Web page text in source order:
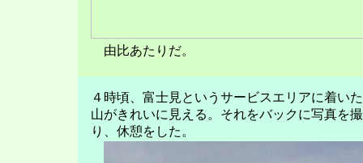
由比あたりだ。
４時頃、富士見というサービスエリアに着い
山がきれいに見える。それをバックに写真を
り、休憩をした。